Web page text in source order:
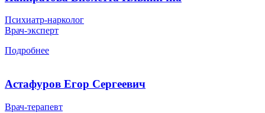
Психиатр-нарколог
Врач-эксперт
Подробнее
Астафуров Егор Сергеевич
Врач-терапевт